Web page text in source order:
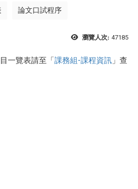
論文口試程序
瀏覽人次: 47185
一覽表請至「課務組-課程資訊 」查